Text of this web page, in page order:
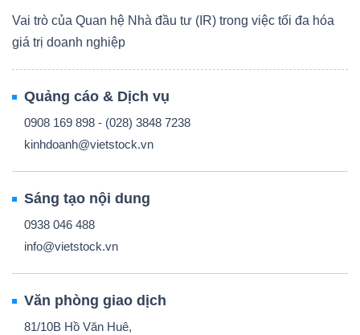
Vai trò của Quan hệ Nhà đầu tư (IR) trong việc tối đa hóa
giá trị doanh nghiệp
Quảng cáo & Dịch vụ
0908 169 898 - (028) 3848 7238
kinhdoanh@vietstock.vn
Sáng tạo nội dung
0938 046 488
info@vietstock.vn
Văn phòng giao dịch
81/10B Hồ Văn Huê,